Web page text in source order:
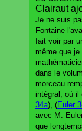
Clairaut
Je ne suis
Fontaine
fait voir par
même que
dans le
morceau
intégral, où il
34a), (Euler
avec M.
que